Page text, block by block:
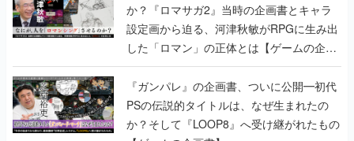
か？『ロマサガ2』当時の企画書とキャラ
設定画から迫る、河津秋敏がRPGに生み出
した「ロマン」の正体とは【ゲームの企画
書】
『ガンパレ』の企画書、ついに公開━初代
PSの伝説的タイトルは、なぜ生まれたの
か？そして『LOOP8』へ受け継がれたもの